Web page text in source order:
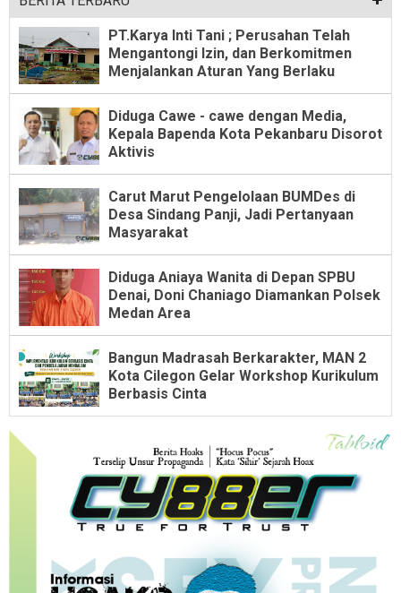
PT.Karya Inti Tani ; Perusahan Telah
Mengantongi Izin, dan Berkomitmen
Menjalankan Aturan Yang Berlaku
Diduga Cawe - cawe dengan Media,
Kepala Bapenda Kota Pekanbaru Disorot
Aktivis
Carut Marut Pengelolaan BUMDes di
Desa Sindang Panji, Jadi Pertanyaan
Masyarakat
Diduga Aniaya Wanita di Depan SPBU
Denai, Doni Chaniago Diamankan Polsek
Medan Area
Bangun Madrasah Berkarakter, MAN 2
Kota Cilegon Gelar Workshop Kurikulum
Berbasis Cinta